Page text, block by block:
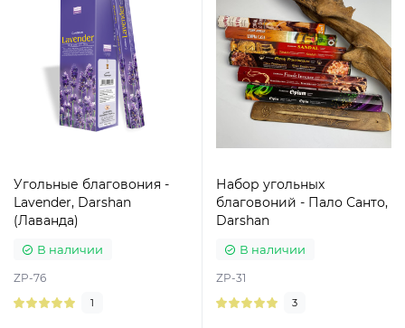
Угольные благовония -
Lavender, Darshan
(Лаванда)
В наличии
ZP-76
1
Набор угольных
благовоний - Пало Санто,
Darshan
В наличии
ZP-31
3